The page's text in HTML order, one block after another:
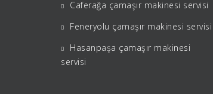
Caferağa çamaşır makinesi servisi
Feneryolu çamaşır makinesi servisi
Hasanpaşa çamaşır makinesi
servisi